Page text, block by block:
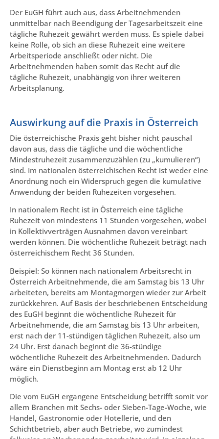
Der EuGH führt auch aus, dass Arbeitnehmenden
unmittelbar nach Beendigung der Tagesarbeitszeit eine
tägliche Ruhezeit gewährt werden muss. Es spiele dabei
keine Rolle, ob sich an diese Ruhezeit eine weitere
Arbeitsperiode anschließt oder nicht. Die
Arbeitnehmenden haben somit das Recht auf die
tägliche Ruhezeit, unabhängig von ihrer weiteren
Arbeitsplanung.
Auswirkung auf die Praxis in Österreich
Die österreichische Praxis geht bisher nicht pauschal
davon aus, dass die tägliche und die wöchentliche
Mindestruhezeit zusammenzuzählen (zu „kumulieren“)
sind. Im nationalen österreichischen Recht ist weder eine
Anordnung noch ein Widerspruch gegen die kumulative
Anwendung der beiden Ruhezeiten vorgesehen.
In nationalem Recht ist in Österreich eine tägliche
Ruhezeit von mindestens 11 Stunden vorgesehen, wobei
in Kollektivverträgen Ausnahmen davon vereinbart
werden können. Die wöchentliche Ruhezeit beträgt nach
österreichischem Recht 36 Stunden.
Beispiel: So können nach nationalem Arbeitsrecht in
Österreich Arbeitnehmende, die am Samstag bis 13 Uhr
arbeiteten, bereits am Montagmorgen wieder zur Arbeit
zurückkehren. Auf Basis der beschriebenen Entscheidung
des EuGH beginnt die wöchentliche Ruhezeit für
Arbeitnehmende, die am Samstag bis 13 Uhr arbeiten,
erst nach der 11-stündigen täglichen Ruhezeit, also um
24 Uhr. Erst danach beginnt die 36-stündige
wöchentliche Ruhezeit des Arbeitnehmenden. Dadurch
wäre ein Dienstbeginn am Montag erst ab 12 Uhr
möglich.
Die vom EuGH ergangene Entscheidung betrifft somit vor
allem Branchen mit Sechs- oder Sieben-Tage-Woche, wie
Handel, Gastronomie oder Hotellerie, und den
Schichtbetrieb, aber auch Betriebe, wo zumindest